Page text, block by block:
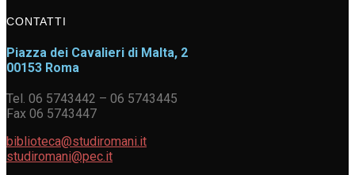
CONTATTI
Piazza dei Cavalieri di Malta, 2
00153 Roma
Tel. 06 5743442 – 06 5743445
Fax 06 5743447
biblioteca@studiromani.it
studiromani@pec.it